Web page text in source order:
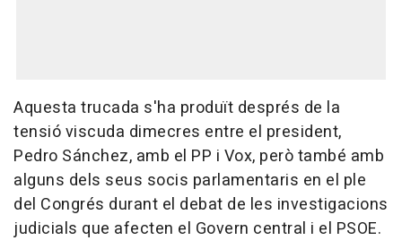
Aquesta trucada s'ha produït després de la
tensió viscuda dimecres entre el president,
Pedro Sánchez, amb el PP i Vox, però també amb
alguns dels seus socis parlamentaris en el ple
del Congrés durant el debat de les investigacions
judicials que afecten el Govern central i el PSOE.